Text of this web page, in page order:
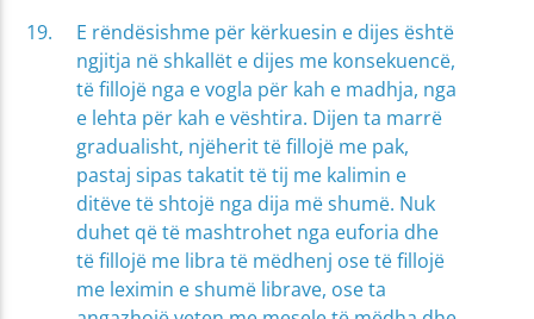
E rëndësishme për kërkuesin e dijes është
ngjitja në shkallët e dijes me konsekuencë,
të fillojë nga e vogla për kah e madhja, nga
e lehta për kah e vështira. Dijen ta marrë
gradualisht, njëherit të fillojë me pak,
pastaj sipas takatit të tij me kalimin e
ditëve të shtojë nga dija më shumë. Nuk
duhet që të mashtrohet nga euforia dhe
të fillojë me libra të mëdhenj ose të fillojë
me leximin e shumë librave, ose ta